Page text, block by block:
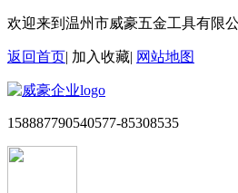
欢迎来到温州市威豪五金工具有限
返回首页| 加入收藏| 网站地图
158887790540577-85308535